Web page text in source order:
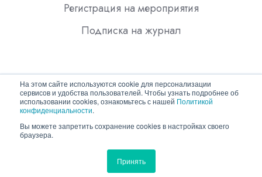
На этом сайте используются cookie для персонализации
сервисов и удобства пользователей. Чтобы узнать подробнее об
использовании cookies, ознакомьтесь с нашей Политикой
конфиденциальности.
Вы можете запретить сохранение cookies в настройках своего
браузера.
Принять
Регистрация на мероприятия
Подписка на журнал
Copyright © 2026 ООО "Гротек"
Политика конфиденциальности